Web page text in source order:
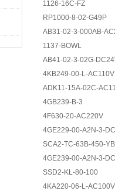
1126-16C-FZ
RP1000-8-02-G49P
AB31-02-3-000AB-
1137-BOWL
AB41-02-3-02G-
4KB249-00-L-AC110V
ADK11-15A-02C-
4GB239-B-3
4F630-20-AC220V
4GE229-00-A2N-3-
SCA2-TC-63B-450-
4GE239-00-A2N-3-
SSD2-KL-80-100
4KA220-06-L-AC100V